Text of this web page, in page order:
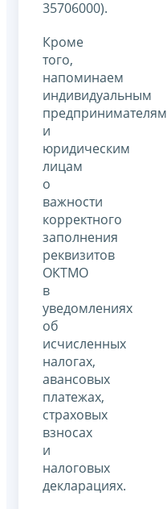
35706000).
Кроме
того,
напоминаем
индивидуальным
предпринимателям
и
юридическим
лицам
о
важности
корректного
заполнения
реквизитов
ОКТМО
в
уведомлениях
об
исчисленных
налогах,
авансовых
платежах,
страховых
взносах
и
налоговых
декларациях.